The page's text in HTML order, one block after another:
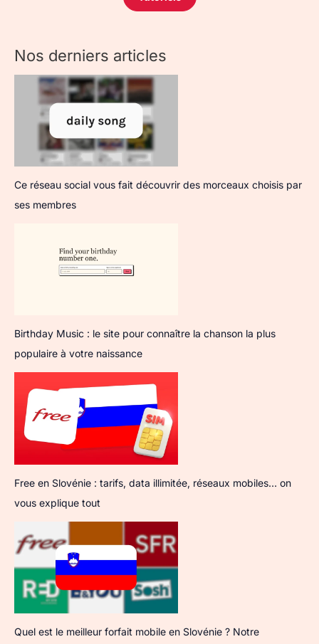
Nos derniers articles
Ce réseau social vous fait découvrir des morceaux choisis par
ses membres
Birthday Music : le site pour connaître la chanson la plus
populaire à votre naissance
Free en Slovénie : tarifs, data illimitée, réseaux mobiles… on
vous explique tout
Quel est le meilleur forfait mobile en Slovénie ? Notre